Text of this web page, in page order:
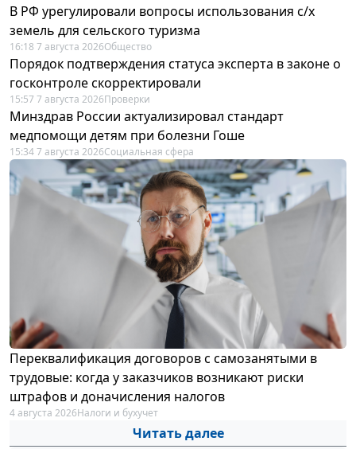
В РФ урегулировали вопросы использования с/х
земель для сельского туризма
16:18 7 августа 2026Общество
Порядок подтверждения статуса эксперта в законе о
госконтроле скорректировали
15:57 7 августа 2026Проверки
Минздрав России актуализировал стандарт
медпомощи детям при болезни Гоше
15:34 7 августа 2026Социальная сфера
Переквалификация договоров с самозанятыми в
трудовые: когда у заказчиков возникают риски
штрафов и доначисления налогов
4 августа 2026Налоги и бухучет
Читать далее